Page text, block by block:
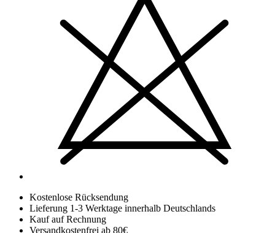
Kostenlose Rücksendung
Lieferung 1-3 Werktage innerhalb Deutschlands
Kauf auf Rechnung
Versandkostenfrei ab 80€